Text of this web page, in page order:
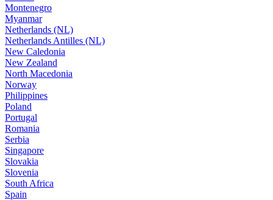
Montenegro
Myanmar
Netherlands (NL)
Netherlands Antilles (NL)
New Caledonia
New Zealand
North Macedonia
Norway
Philippines
Poland
Portugal
Romania
Serbia
Singapore
Slovakia
Slovenia
South Africa
Spain